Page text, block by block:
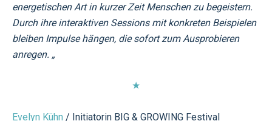
energetischen Art in kurzer Zeit Menschen zu begeistern.
Durch ihre interaktiven Sessions mit konkreten Beispielen
bleiben Impulse hängen, die sofort zum Ausprobieren
anregen. „
★
Evelyn Kühn / Initiatorin BIG & GROWING Festival